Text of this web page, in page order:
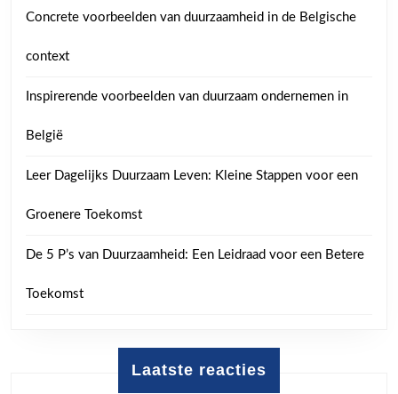
Concrete voorbeelden van duurzaamheid in de Belgische
context
Inspirerende voorbeelden van duurzaam ondernemen in
België
Leer Dagelijks Duurzaam Leven: Kleine Stappen voor een
Groenere Toekomst
De 5 P’s van Duurzaamheid: Een Leidraad voor een Betere
Toekomst
Laatste reacties